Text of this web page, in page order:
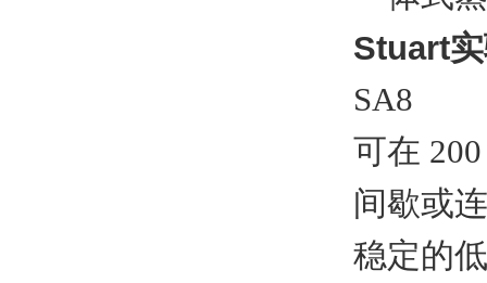
Stuart
SA8
可在
间歇或
稳定的